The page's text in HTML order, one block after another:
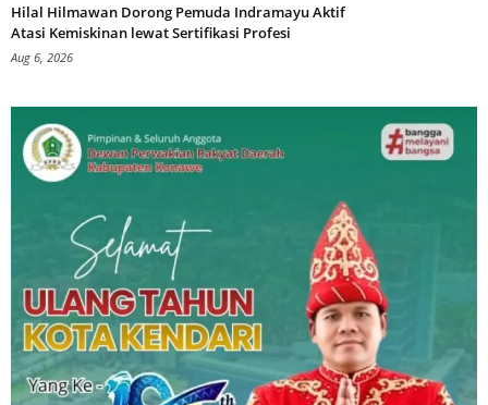
Hilal Hilmawan Dorong Pemuda Indramayu Aktif
Atasi Kemiskinan lewat Sertifikasi Profesi
Aug 6, 2026